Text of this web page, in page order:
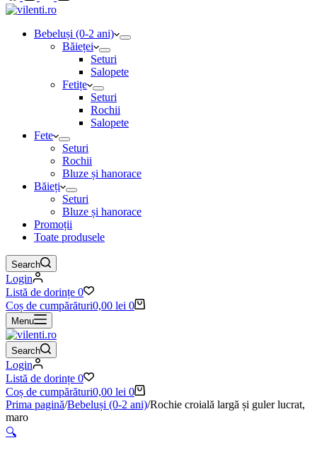
Bebeluși (0-2 ani)
Băieței
Seturi
Salopete
Fetițe
Seturi
Rochii
Salopete
Fete
Seturi
Rochii
Bluze și hanorace
Băieți
Seturi
Bluze și hanorace
Promoții
Toate produsele
Search
Login
Listă de dorințe 0
Coș de cumpărături0,00 lei 0
Menu
Search
Login
Listă de dorințe 0
Coș de cumpărături0,00 lei 0
Prima pagină/Bebeluși (0-2 ani)/Rochie croială largă și guler lucrat,
maro
🔍